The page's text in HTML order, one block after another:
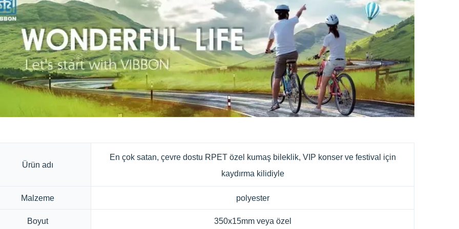
Ürün adı
En çok satan, çevre dostu RPET özel kumaş bileklik, VIP konser ve festival için
kaydırma kilidiyle
Malzeme polyester
Boyut 350x15mm veya özel